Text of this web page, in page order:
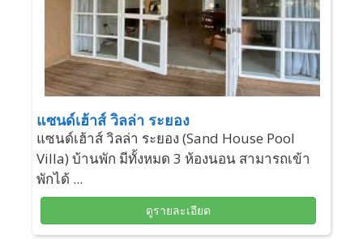
แซนด์เฮ้าส์ วิลล่า ระยอง
แซนด์เฮ้าส์ วิลล่า ระยอง (Sand House Pool
Villa) บ้านพัก มีทั้งหมด 3 ห้องนอน สามารถเข้า
พักได้ ...
ดูรายละเอียด